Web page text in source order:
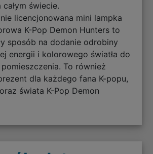
świecie.
licencjonowana mini lampka
K-Pop Demon Hunters to
sposób na dodanie odrobiny
energii i kolorowego światła do
To również
dla każdego fana K-popu,
świata K-Pop Demon